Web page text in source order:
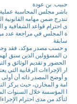
حبيب. بن عودة
باشر مجلس المحاسبة
تندرج ضمن مهامه القانونية
ى احترام قواعد الشفافية
ة المجلس في مراجعة عدد من
سابقة.
و حسب مصدر مؤكد، فقد
ن المسؤولين الذين سبق
الحضور و تقديم الوثائق و
ار الإجراءات الرقابية التي
و أوضح المصدر ذاته أن
امة و المخازن، حيث يركز
ا المؤسسة خلال السنوات
لتأكد من مدى احترام